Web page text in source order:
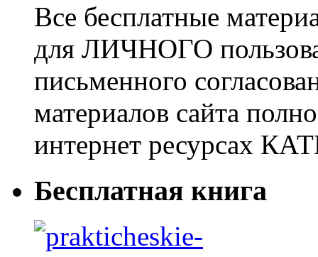
Все бесплатные
для ЛИЧНОГО
письменного
материалов сайта
интернет ресурсах
Бесплатная книга